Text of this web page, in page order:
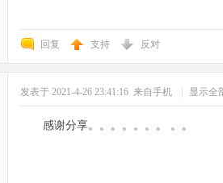
回复 支持 反对
发表于 2021-4-26 23:41:16 来自手机 显示全
感谢分享。。。。。。。 。。